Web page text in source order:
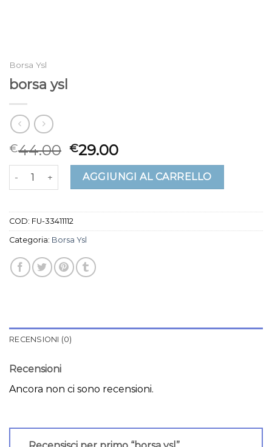
Borsa Ysl
borsa ysl
€44.00 €29.00
borsa ysl quantitàAGGIUNGI AL CARRELLO
COD: FU-33411112
Categoria: Borsa Ysl
RECENSIONI (0)
Recensioni
Ancora non ci sono recensioni.